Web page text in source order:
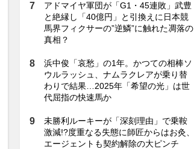
アドマイヤ軍団が「G1・45連敗」武豊
と絶縁し「40億円」と引換えに日本競
馬界フィクサーの”逆鱗”に触れた凋落の
真相？
浜中俊「哀愁」の1年。かつての相棒ソ
ウルラッシュ、ナムラクレアが乗り替
わりで結果…2025年「希望の光」は世
代屈指の快速馬か
未勝利ルーキーが「深刻理由」で乗鞍
激減!?度重なる失態に師匠からはお灸、
エージェントも契約解除の大ピンチ